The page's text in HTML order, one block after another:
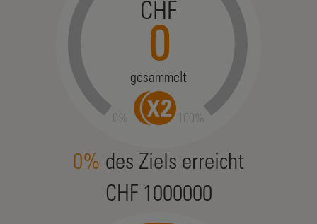
0% 100%
CHF
0
gesammelt
0% des Ziels erreicht
CHF 1000000